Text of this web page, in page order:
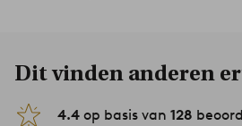
Dit vinden anderen
4.4 op basis van 128